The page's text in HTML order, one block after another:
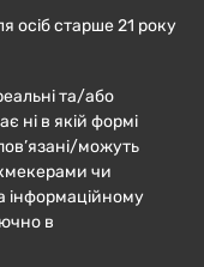
осіб старше 21 року
та/або
ні в якій формі
можуть
чи
інформаційному
в